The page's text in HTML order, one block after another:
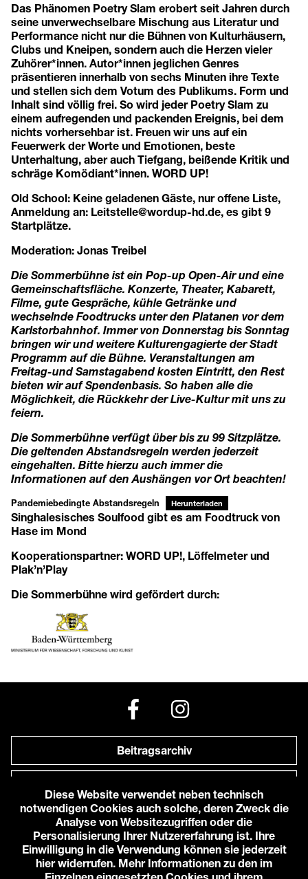
Das Phänomen Poetry Slam erobert seit Jahren durch
seine unverwechselbare Mischung aus Literatur und
Performance nicht nur die Bühnen von Kulturhäusern,
Clubs und Kneipen, sondern auch die Herzen vieler
Zuhörer*innen. Autor*innen jeglichen Genres
präsentieren innerhalb von sechs Minuten ihre Texte
und stellen sich dem Votum des Publikums. Form und
Inhalt sind völlig frei. So wird jeder Poetry Slam zu
einem aufregenden und packenden Ereignis, bei dem
nichts vorhersehbar ist. Freuen wir uns auf ein
Feuerwerk der Worte und Emotionen, beste
Unterhaltung, aber auch Tiefgang, beißende Kritik und
schräge Komödiant*innen. WORD UP!
Old School: Keine geladenen Gäste, nur offene Liste,
Anmeldung an: Leitstelle@wordup-hd.de, es gibt 9
Startplätze.
Moderation: Jonas Treibel
Die Sommerbühne ist ein Pop-up Open-Air und eine
Gemeinschaftsfläche. Konzerte, Theater, Kabarett,
Filme, gute Gespräche, kühle Getränke und
wechselnde Foodtrucks unter den Platanen vor dem
Karlstorbahnhof. Immer von Donnerstag bis Sonntag
bringen wir und weitere Kulturengagierte der Stadt
Programm auf die Bühne. Veranstaltungen am
Freitag-und Samstagabend kosten Eintritt, den Rest
bieten wir auf Spendenbasis. So haben alle die
Möglichkeit, die Rückkehr der Live-Kultur mit uns zu
feiern.
Die Sommerbühne verfügt über bis zu 99 Sitzplätze.
Die geltenden Abstandsregeln werden jederzeit
eingehalten. Bitte hierzu auch immer die
Informationen auf den Aushängen vor Ort beachten!
Pandemiebedingte Abstandsregeln Herunterladen
Singhalesisches Soulfood gibt es am Foodtruck von
Hase im Mond
Kooperationspartner: WORD UP!, Löffelmeterund
Plak’n’Play
Die Sommerbühne wird gefördert durch:
Beitragsarchiv
Anfahrt zu uns
© 2026 Karlstorbahnhof e.V.
Impressum
Diese Website verwendet neben technisch
notwendigen Cookies auch solche, deren Zweck die
Analyse von Websitezugriffen oder die
Personalisierung Ihrer Nutzererfahrung ist. Ihre
Einwilligung in die Verwendung können sie jederzeit
hier widerrufen. Mehr Informationen zu den im